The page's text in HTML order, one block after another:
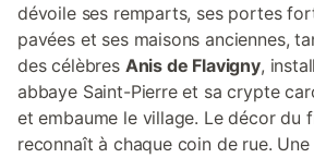
dévoile ses remparts, ses portes
pavées et ses maisons anciennes,
des célèbres Anis de Flavigny,
abbaye Saint-Pierre et sa crypte
et embaume le village. Le décor du
reconnaît à chaque coin de rue. Une